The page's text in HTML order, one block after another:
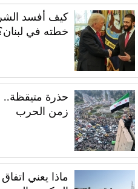
كيف أفسد
خطته في
حذرة متيقظة..
زمن الحرب
ماذا يعني